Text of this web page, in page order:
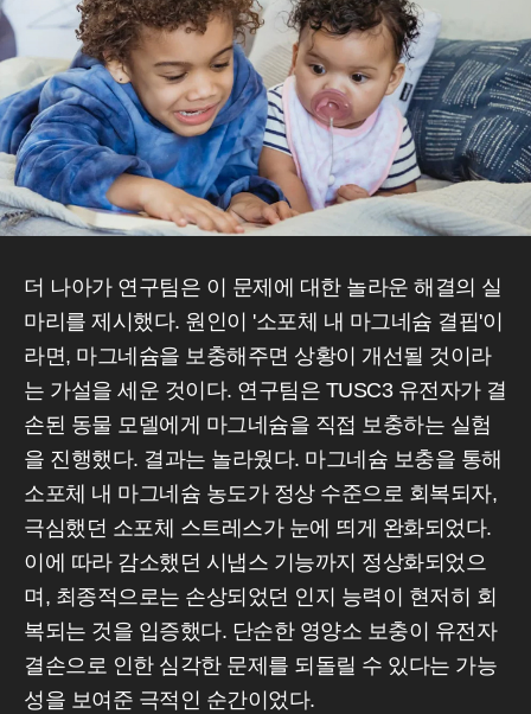
더 나아가 연구팀은 이 문제에 대한 놀라운 해결의 실
마리를 제시했다. 원인이 '소포체 내 마그네슘 결핍'이
라면, 마그네슘을 보충해주면 상황이 개선될 것이라
는 가설을 세운 것이다. 연구팀은 TUSC3 유전자가 결
손된 동물 모델에게 마그네슘을 직접 보충하는 실험
을 진행했다. 결과는 놀라웠다. 마그네슘 보충을 통해
소포체 내 마그네슘 농도가 정상 수준으로 회복되자,
극심했던 소포체 스트레스가 눈에 띄게 완화되었다.
이에 따라 감소했던 시냅스 기능까지 정상화되었으
며, 최종적으로는 손상되었던 인지 능력이 현저히 회
복되는 것을 입증했다. 단순한 영양소 보충이 유전자
결손으로 인한 심각한 문제를 되돌릴 수 있다는 가능
성을 보여준 극적인 순간이었다.